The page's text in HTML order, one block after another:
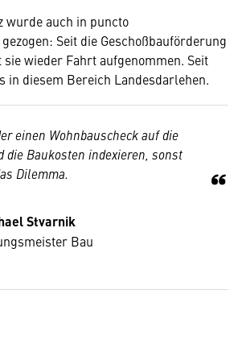
wurde auch in puncto
Seit die Geschoßbauförderung
wieder Fahrt aufgenommen. Seit
in diesem Bereich Landesdarlehen.
einen Wohnbauscheck auf die
die Baukosten indexieren, sonst
Dilemma.
Stvarnik
Bau